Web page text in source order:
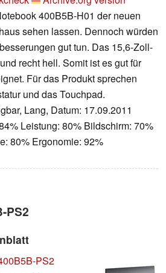
400B5B-H01 der neuen
sehen lassen. Dennoch würden
gut tun. Das 15,6-Zoll-
recht hell. Somit ist es gut für
Für das Produkt sprechen
und das Touchpad.
Lang, Datum: 17.09.2011
Leistung: 80% Bildschirm: 70%
80% Ergonomie: 92%
PS2
PS2